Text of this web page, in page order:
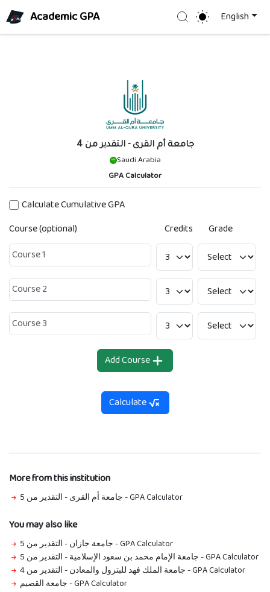
Academic GPA Search English
جامعة أم القرى - التقدير من 4
Saudi Arabia
GPA Calculator
Calculate Cumulative GPA
Course (optional)
Credits Grade
Add Course
Calculate
More from this institution
جامعة أم القرى - التقدير من 5-GPA Calculator
You may also like
جامعة جازان - التقدير من 5-GPA Calculator
جامعة الإمام محمد بن سعود الإسلامية - التقدير من 5-GPA Calculator
جامعة الملك فهد للبترول والمعادن - التقدير من 4-GPA Calculator
جامعة القصيم-GPA Calculator